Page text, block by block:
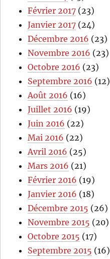
Février 2017 (23)
Janvier 2017 (24)
Décembre 2016 (23)
Novembre 2016 (23)
Octobre 2016 (23)
Septembre 2016 (12)
Août 2016 (16)
Juillet 2016 (19)
Juin 2016 (22)
Mai 2016 (22)
Avril 2016 (25)
Mars 2016 (21)
Février 2016 (19)
Janvier 2016 (18)
Décembre 2015 (26)
Novembre 2015 (20)
Octobre 2015 (17)
Septembre 2015 (16)